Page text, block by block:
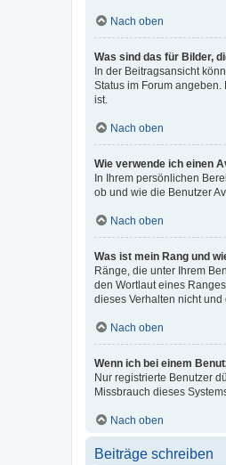
Nach oben
Was sind das für Bilder,
In der Beitragsansicht
Status im Forum
ist.
Nach oben
Wie verwende ich einen
In Ihrem persönlichen
ob und wie die Benutzer
Nach oben
Was ist mein Rang und
Ränge, die unter Ihrem
den Wortlaut eines
dieses Verhalten nicht
Nach oben
Wenn ich bei einem
Nur registrierte Benutzer
Missbrauch dieses
Nach oben
Beiträge schreiben